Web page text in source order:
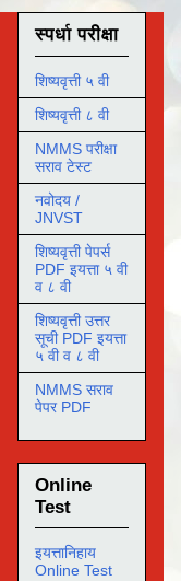
स्पर्धा परीक्षा
शिष्यवृत्ती ५ वी
शिष्यवृत्ती ८ वी
NMMS परीक्षा
सराव टेस्ट
नवोदय /
JNVST
शिष्यवृत्ती पेपर्स
PDF इयत्ता ५ वी
व ८ वी
शिष्यवृत्ती उत्तर
सूची PDF इयत्ता
५ वी व ८ वी
NMMS सराव
पेपर PDF
Online
Test
इयत्तानिहाय
Online Test